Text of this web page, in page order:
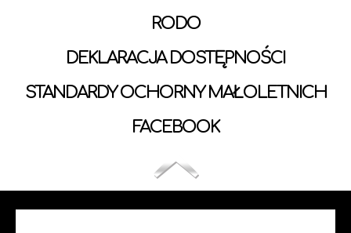
RODO
DEKLARACJA DOSTĘPNOŚCI
STANDARDY OCHORNY MAŁOLETNICH
FACEBOOK